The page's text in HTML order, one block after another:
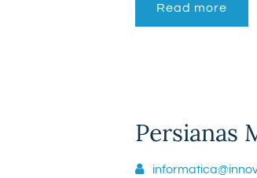
Read more
Persianas